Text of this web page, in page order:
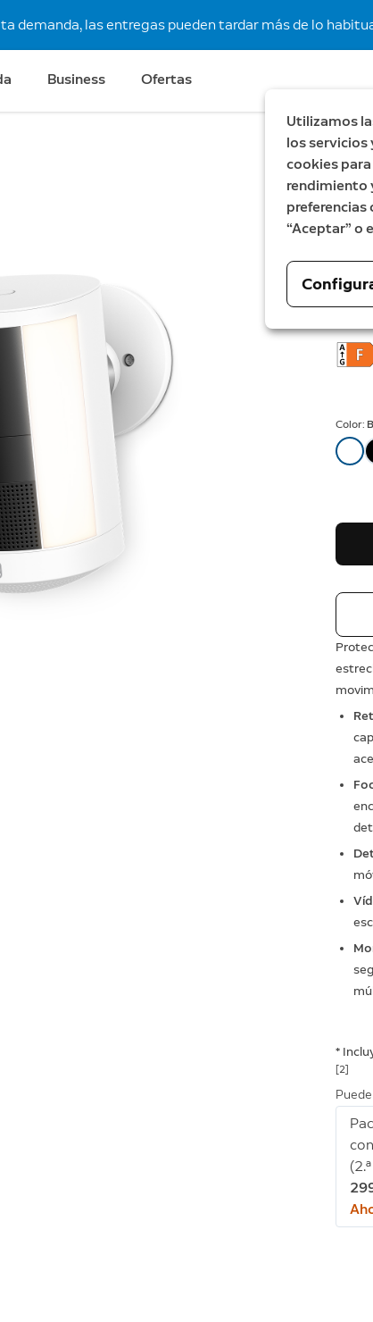
demanda, las entregas pueden tardar más de lo
Business Ofertas
Color:
*
[2]
Utilizamos
los servicios
cookies
rendimiento
preferencias
“Aceptar” o